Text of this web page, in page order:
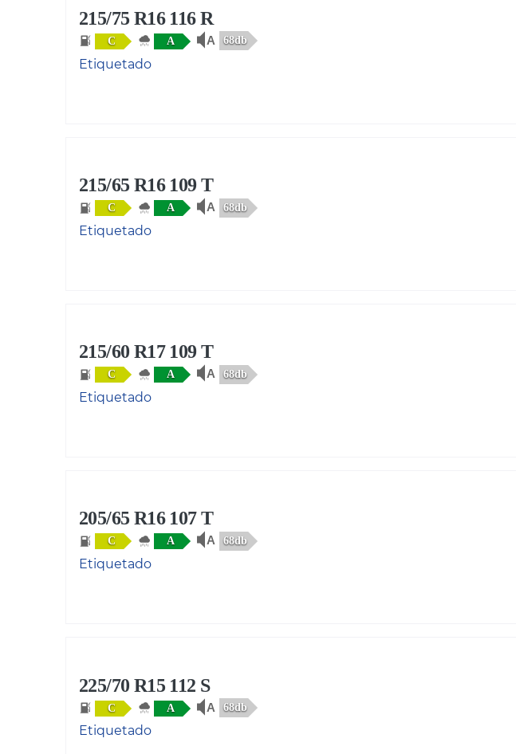
215/75 R16 116 R
C A 68db
Etiquetado
215/65 R16 109 T
C A 68db
Etiquetado
215/60 R17 109 T
C A 68db
Etiquetado
205/65 R16 107 T
C A 68db
Etiquetado
225/70 R15 112 S
C A 68db
Etiquetado